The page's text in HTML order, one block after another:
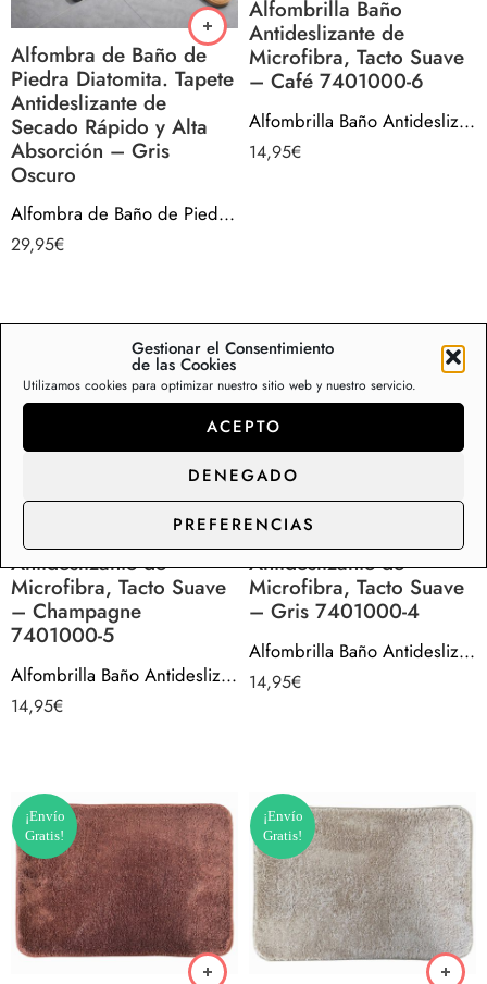
Gestionar el Consentimiento
de las Cookies
Utilizamos cookies para optimizar nuestro sitio web y nuestro servicio.
ACEPTO
DENEGADO
PREFERENCIAS
Alfombra de Baño de
Piedra Diatomita. Tapete
Antideslizante de
Secado Rápido y Alta
Absorción – Gris
Oscuro
Alfombra de Baño de Piedra Diatomita. Tapete Antideslizante de Secado Rápido y Alta Absorción – Gris Oscuro
29,95€
Alfombrilla Baño
Antideslizante de
Microfibra, Tacto Suave
– Café 7401000-6
Alfombrilla Baño Antideslizante de Microfibra, Tacto Suave – Café 7401000-6
14,95€
Alfombrilla Baño
Antideslizante de
Microfibra, Tacto Suave
– Champagne
7401000-5
Alfombrilla Baño Antideslizante de Microfibra, Tacto Suave – Champagne 7401000-5
14,95€
¡Envío
Alfombrilla Baño
Antideslizante de
Microfibra, Tacto Suave
– Gris 7401000-4
Alfombrilla Baño Antideslizante de Microfibra, Tacto Suave – Gris 7401000-4
14,95€
¡Envío
Gratis!
¡Envío
Gratis!